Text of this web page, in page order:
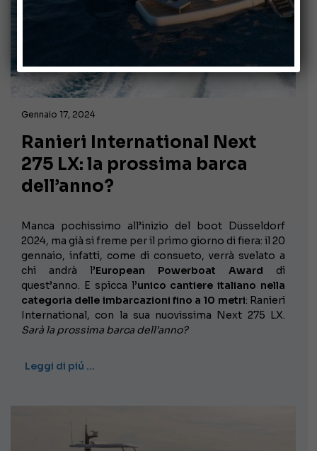
Gennaio 17, 2024
Ranieri International Next
275 LX: la prossima barca
dell’anno?
Manca pochissimo all’inizio del boot Düsseldorf
2024, ma già si freme per il primo giorno di fiera: il 20
gennaio, infatti, come di consueto, verrà svelato a
chi andrà l’European Powerboat Award di
quest’anno. E spicca l’unico cantiere italiano nella
categoria delle imbarcazioni fino a 10 metri: Ranieri
International, con la sua nuovissima Next 275 LX.
Sarà la prossima barca dell’anno?
Leggi di piú …